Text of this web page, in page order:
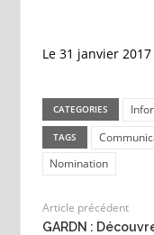
Le 31 janvier 2017
CATEGORIES
TAGS
Nomination
Article précédent
GARDN :